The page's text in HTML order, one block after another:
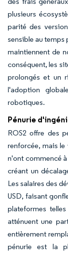
plusieurs
parité des
sensible au temps
maintiennent de
conséquent, les
prolongés et un
l'adoption
robotiques.
Pénurie
ROS2 offre des
renforcée, mais
n'ont commencé
créant un
Les salaires des
USD, faisant
plateformes
atténuent une
entièrement
pénurie est la